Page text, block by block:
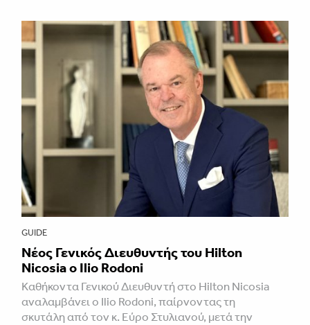
GUIDE
Νέος Γενικός Διευθυντής του Hilton
Nicosia ο Ilio Rodoni
Καθήκοντα Γενικού Διευθυντή στο Hilton Nicosia
αναλαμβάνει ο Ilio Rodoni, παίρνοντας τη
σκυτάλη από τον κ. Εύρο Στυλιανού, μετά την